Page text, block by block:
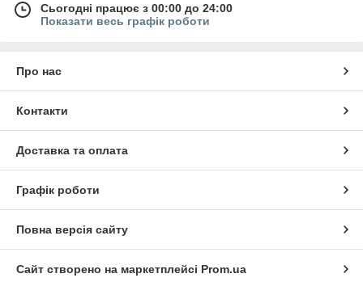
Сьогодні працює з 00:00 до 24:00
Показати весь графік роботи
Про нас
Контакти
Доставка та оплата
Графік роботи
Повна версія сайту
Сайт створено на маркетплейсі Prom.ua